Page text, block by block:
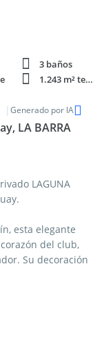
3 baños
1.243 m² terren.
| Generado por IA
LA BARRA
LAGUNA
esta elegante
del club,
Su decoración